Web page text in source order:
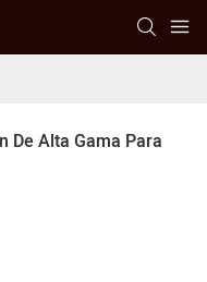
De Alta Gama Para